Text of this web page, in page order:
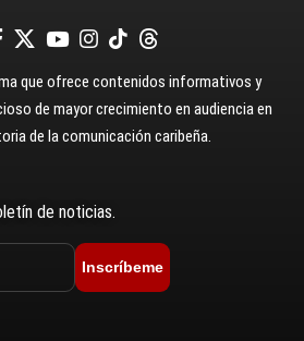
que ofrece contenidos informativos y
de mayor crecimiento en audiencia en
de la comunicación caribeña.
de noticias.
Inscríbeme